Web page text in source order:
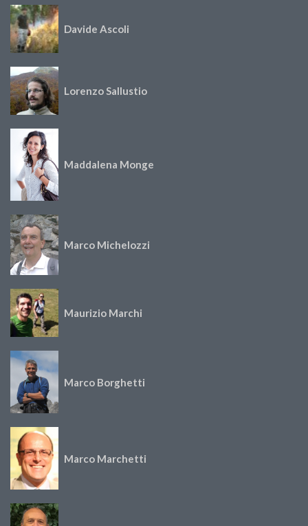
Davide Ascoli
Lorenzo Sallustio
Maddalena Monge
Marco Michelozzi
Maurizio Marchi
Marco Borghetti
Marco Marchetti